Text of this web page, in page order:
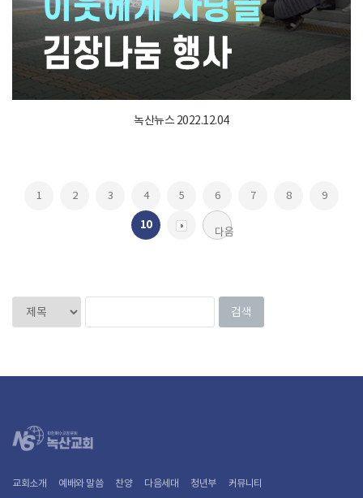
녹산뉴스 2022.12.04
1 2 3 4 5 6 7 8 9
10
다음
교회소개 예배와 말씀 찬양 다음세대 청년부 커뮤니티